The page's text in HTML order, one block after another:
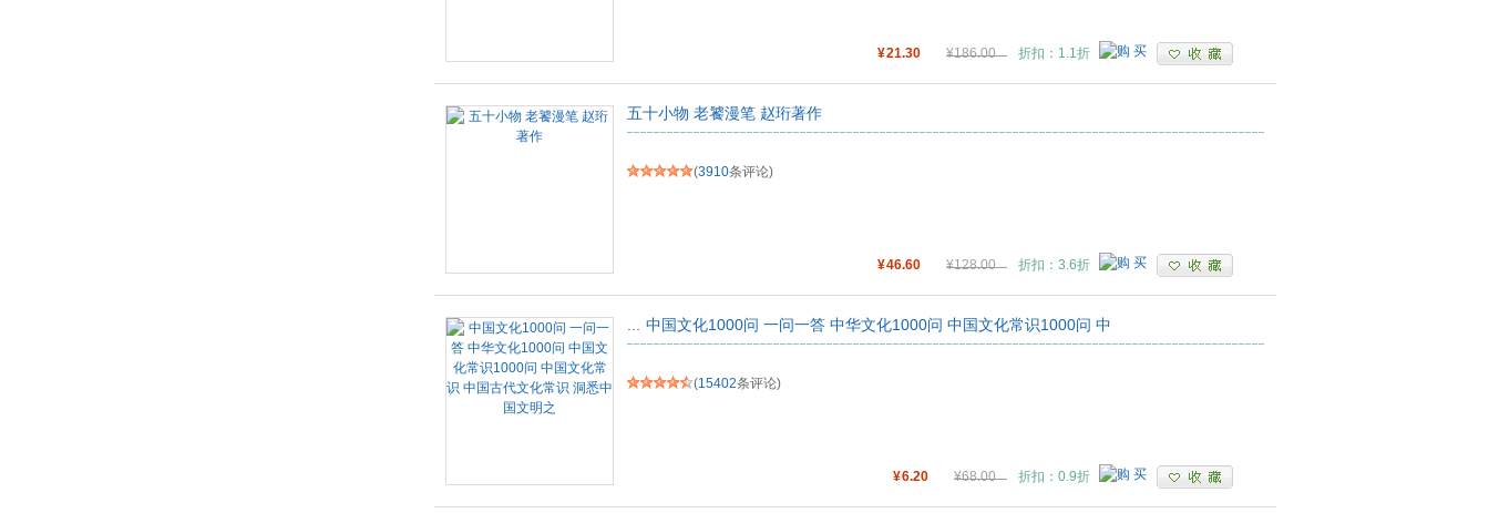
¥21.30 ¥186.00 折扣：1.1折
五十小物 老饕漫笔 赵珩著作
(3910条评论)
¥46.60 ¥128.00 折扣：3.6折
中国文化1000问 一问一答 中华文化1000问 中国文化常识1000问 中
(15402条评论)
¥6.20 ¥68.00 折扣：0.9折